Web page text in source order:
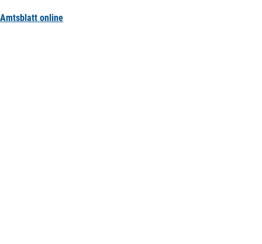
Amtsblatt online